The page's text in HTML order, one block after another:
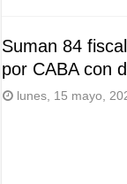
Suman 84
por CABA con
lunes, 15 mayo,